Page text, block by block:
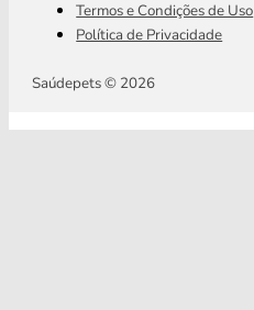
Termos e Condições de Uso
Política de Privacidade
Saúdepets © 2026